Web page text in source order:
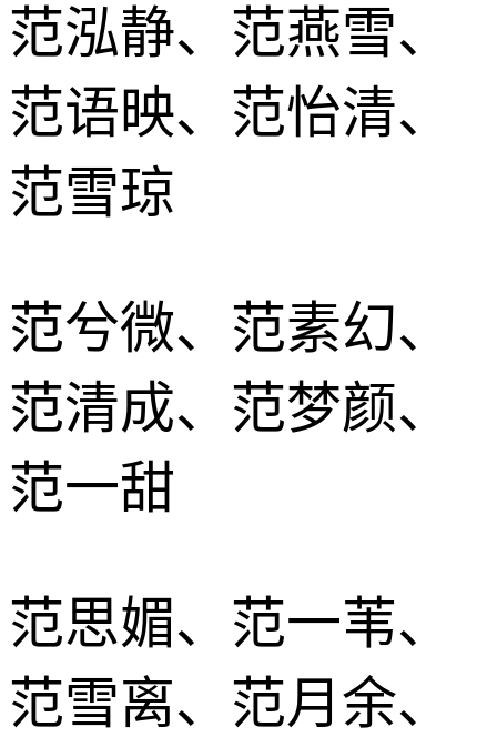
范泓静、范燕雪、
范语映、范怡清、
范雪琼
范兮微、范素幻、
范清成、范梦颜、
范一甜
范思媚、范一苇、
范雪离、范月余、